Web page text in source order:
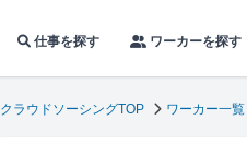
仕事を探す ワーカーを探す
クラウドソーシングTOP ワーカー一覧